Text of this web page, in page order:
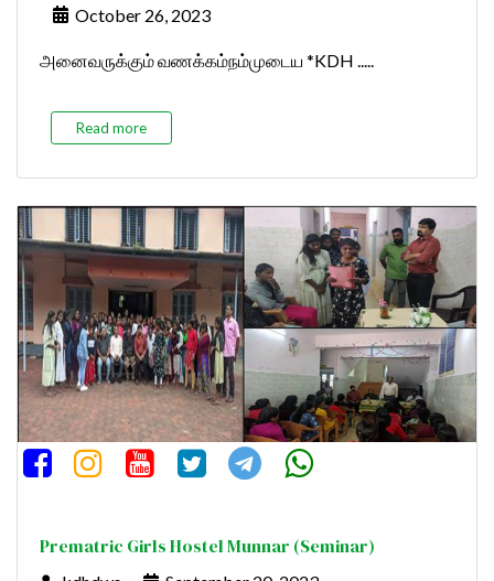
October 26, 2023
அனைவருக்கும் வணக்கம்நம்முடைய *KDH .....
Read more
Prematric Girls Hostel Munnar (Seminar)